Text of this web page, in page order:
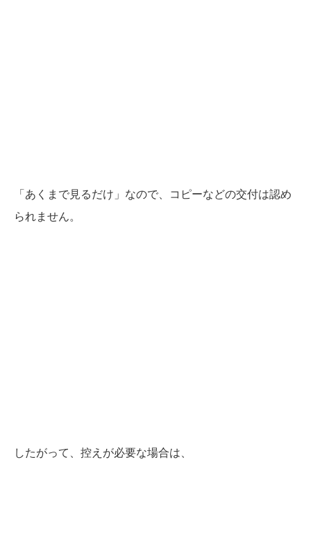
「あくまで見るだけ」なので、コピーなどの交付は認め
られません。
したがって、控えが必要な場合は、